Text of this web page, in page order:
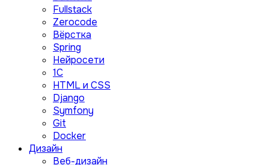
Fullstack
Zerocode
Вёрстка
Spring
Нейросети
1C
HTML и CSS
Django
Symfony
Git
Docker
Дизайн
Веб-дизайн